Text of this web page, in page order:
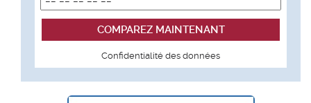
Confidentialité des données